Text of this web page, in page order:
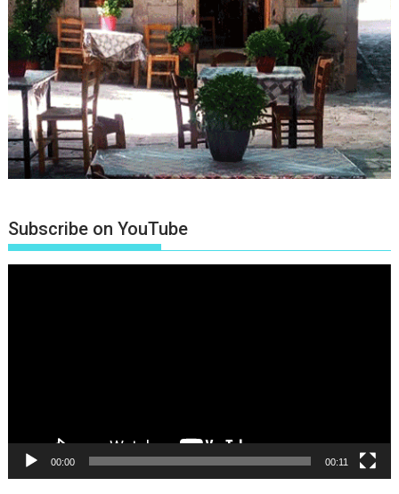
Subscribe on YouTube
00:00 00:11